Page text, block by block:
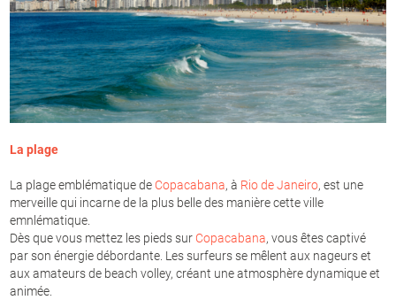
La plage
La plage emblématique de Copacabana, à Rio de Janeiro, est une
merveille qui incarne de la plus belle des manière cette ville
emnlématique.
Dès que vous mettez les pieds sur Copacabana, vous êtes captivé
par son énergie débordante. Les surfeurs se mêlent aux nageurs et
aux amateurs de beach volley, créant une atmosphère dynamique et
animée.